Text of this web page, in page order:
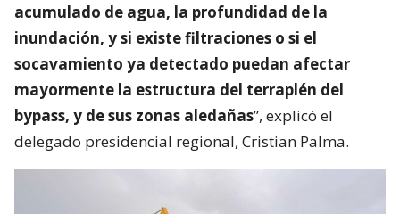
acumulado de agua, la profundidad de la
inundación, y si existe filtraciones o si el
socavamiento ya detectado puedan afectar
mayormente la estructura del terraplén del
bypass, y de sus zonas aledañas”, explicó el
delegado presidencial regional, Cristian Palma.